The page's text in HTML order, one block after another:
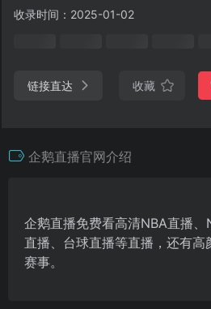
收录时间：2025-01-02
链接直达 收藏
企鹅直播官网介绍
企鹅直播免费看高清NBA直播
直播、台球直播等直播，还有
赛事。